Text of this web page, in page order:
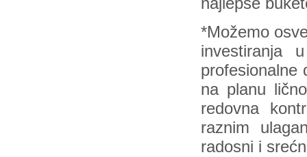
najlepše
*Možemo
investiranja
profesionalne
na planu
redovna
raznim
radosni i